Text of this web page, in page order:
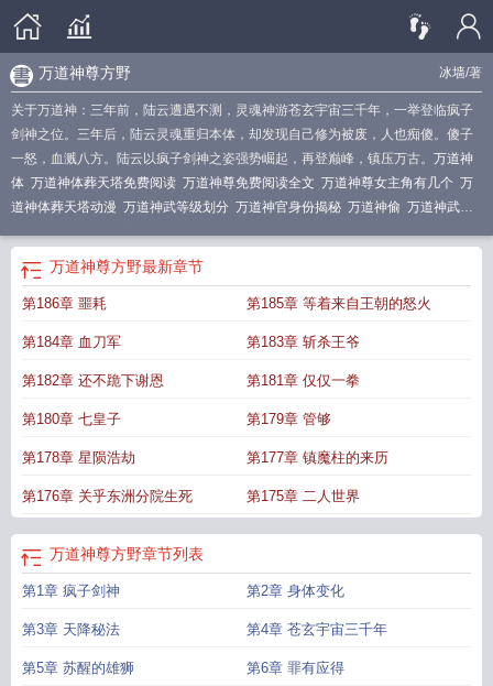
冰墙/著
万道神尊方野
关于万道神：三年前，陆云遭遇不测，灵魂神游苍玄宇宙三千年，一举登临疯子
剑神之位。三年后，陆云灵魂重归本体，却发现自己修为被废，人也痴傻。傻子
一怒，血溅八方。陆云以疯子剑神之姿强势崛起，再登巅峰，镇压万古。 万道神
体 万道神体葬天塔免费阅读 万道神尊免费阅读全文 万道神尊女主角有几个 万
道神体葬天塔动漫 万道神武等级划分 万道神官身份揭秘 万道神偷 万道神武免
方辰短剧免费观看
万道神偷贺强
道神尊重生叶天
短剧免费观看万道神皇之至尊神殿 万道神塔万道神体葬天塔免费无广告
神尊TXT 万道神帝张若尘 万道神帝中下马笃 万道神兽万道神帝李沉渊
武万道神帝叶问万道神书楚凡 万道神尊 无为秀才万道神体葬天塔在哪个app
道神体方辰方辰 万道神瞳 万道神体葬天塔方辰
神帝免费阅读万道神官 万道神典 万道神皇叶昊最新章节
免费观看全集
万道神尊方野最新章节
第186章 噩耗 第185章 等着来自王朝的怒火
第184章 血刀军 第183章 斩杀王爷
第182章 还不跪下谢恩 第181章 仅仅一拳
第180章 七皇子 第179章 管够
第178章 星陨浩劫 第177章 镇魔柱的来历
第176章 关乎东洲分院生死 第175章 二人世界
万道神尊方野章节列表
第1章 疯子剑神 第2章 身体变化
第3章 天降秘法 第4章 苍玄宇宙三千年
第5章 苏醒的雄狮 第6章 罪有应得